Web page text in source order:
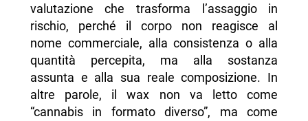
valutazione che trasforma l’assaggio in
rischio, perché il corpo non reagisce al
nome commerciale, alla consistenza o alla
quantità percepita, ma alla sostanza
assunta e alla sua reale composizione. In
altre parole, il wax non va letto come
“cannabis in formato diverso”, ma come